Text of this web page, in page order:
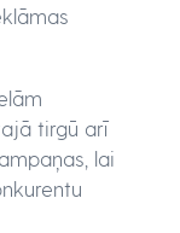
tirgū arī
lai